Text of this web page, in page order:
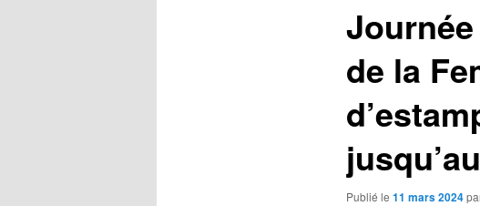
de la
Publié le 11 mars 2024